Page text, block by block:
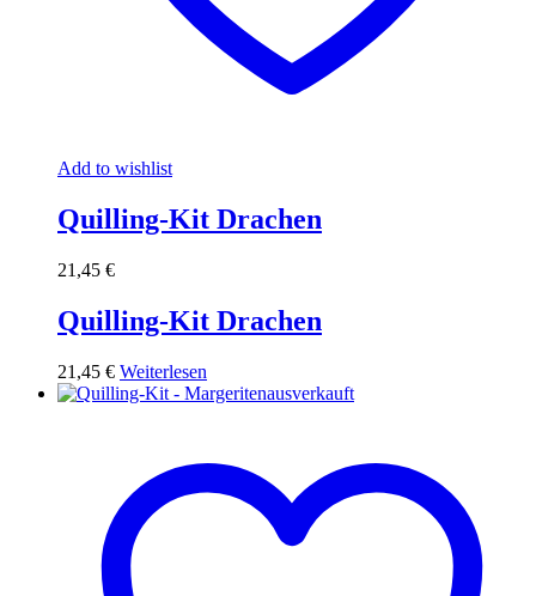
Add to wishlist
Quilling-Kit Drachen
21,45 €
Quilling-Kit Drachen
21,45 € Weiterlesen
ausverkauft